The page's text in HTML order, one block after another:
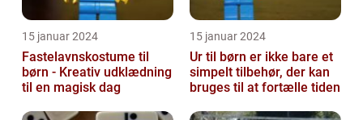
15 januar 2024
Fastelavnskostume til
børn - Kreativ udklædning
til en magisk dag
15 januar 2024
Ur til børn er ikke bare et
simpelt tilbehør, der kan
bruges til at fortælle tiden